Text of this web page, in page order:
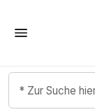
Zum